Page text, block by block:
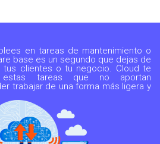
en tareas de mantenimiento o
base es un segundo que dejas de
tus clientes o tu negocio. Cloud te
tareas que no aportan
trabajar de una forma más ligera y